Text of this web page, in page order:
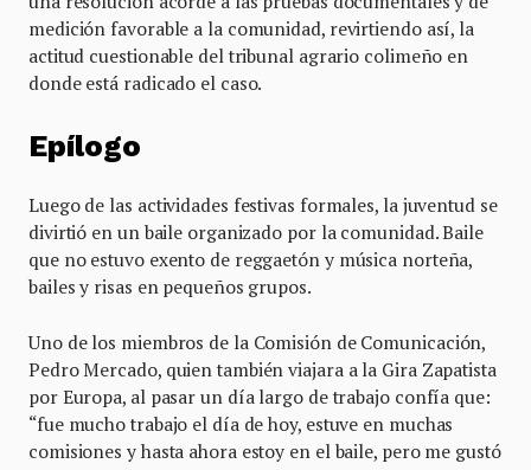
medición favorable a la comunidad, revirtiendo así, la
actitud cuestionable del tribunal agrario colimeño en
donde está radicado el caso.
Epílogo
Luego de las actividades festivas formales, la juventud se
divirtió en un baile organizado por la comunidad. Baile
que no estuvo exento de reggaetón y música norteña,
bailes y risas en pequeños grupos.
Uno de los miembros de la Comisión de Comunicación,
Pedro Mercado, quien también viajara a la Gira Zapatista
por Europa, al pasar un día largo de trabajo confía que:
“fue mucho trabajo el día de hoy, estuve en muchas
comisiones y hasta ahora estoy en el baile, pero me gustó